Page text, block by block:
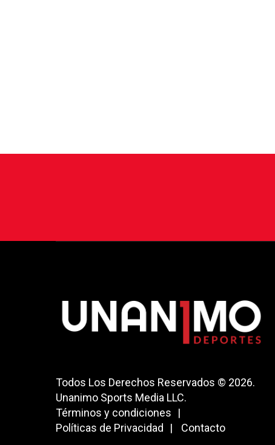
Todos Los Derechos Reservados © 2026.
Unanimo Sports Media LLC.
Términos y condiciones
Políticas de Privacidad
Contacto